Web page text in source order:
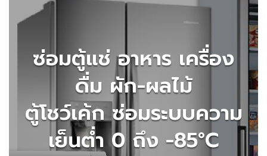
ซ่อมตู้แช่ อาหาร เครื่อง
ดื่ม ผัก-ผลไม้
ตู้โชว์เค้ก ซ่อมระบบความ
เย็นต่ำ 0 ถึง -85°C